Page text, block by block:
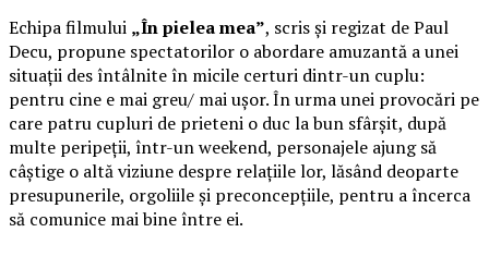
Echipa filmului „În pielea mea”, scris și regizat de Paul
Decu, propune spectatorilor o abordare amuzantă a unei
situații des întâlnite în micile certuri dintr-un cuplu:
pentru cine e mai greu/ mai ușor. În urma unei provocări pe
care patru cupluri de prieteni o duc la bun sfârșit, după
multe peripeții, într-un weekend, personajele ajung să
câștige o altă viziune despre relațiile lor, lăsând deoparte
presupunerile, orgoliile și preconcepțiile, pentru a încerca
să comunice mai bine între ei.